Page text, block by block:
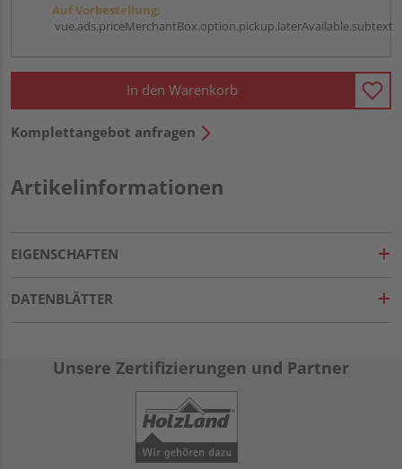
Auf Vorbestellung:
vue.ads.priceMerchantBox.option.pickup.laterAvailable.subtext
In den Warenkorb
Komplettangebot anfragen
Artikelinformationen
EIGENSCHAFTEN
DATENBLÄTTER
Unsere Zertifizierungen und Partner